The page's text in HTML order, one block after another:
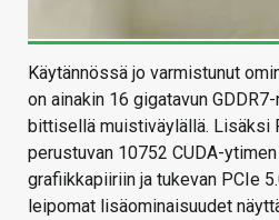
Käytännössä jo varmistunut
on ainakin 16 gigatavun
bittisellä muistiväylällä. Lisäksi
perustuvan 10752 CUDA-
grafiikkapiiriin ja tukevan PCIe
leipomat lisäominaisuudet